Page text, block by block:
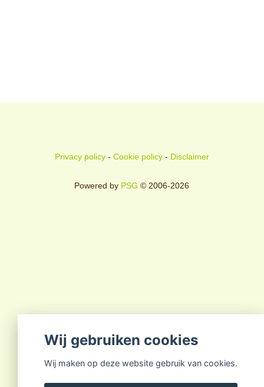
Privacy policy- Cookie policy- Disclaimer
Powered by PSG © 2006-2026
Wij gebruiken cookies
Wij maken op deze website gebruik van cookies.